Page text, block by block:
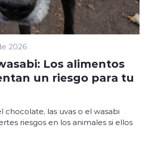
2026
Los alimentos
un riesgo para tu
las uvas o el wasabi
riesgos en los animales si ellos